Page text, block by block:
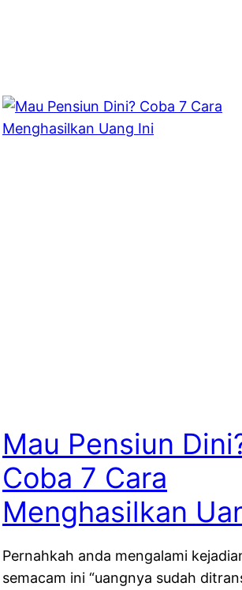
Mau Pensiun
Coba 7 Cara
Menghasilkan
Pernahkah anda mengalami
semacam ini “uangnya sudah